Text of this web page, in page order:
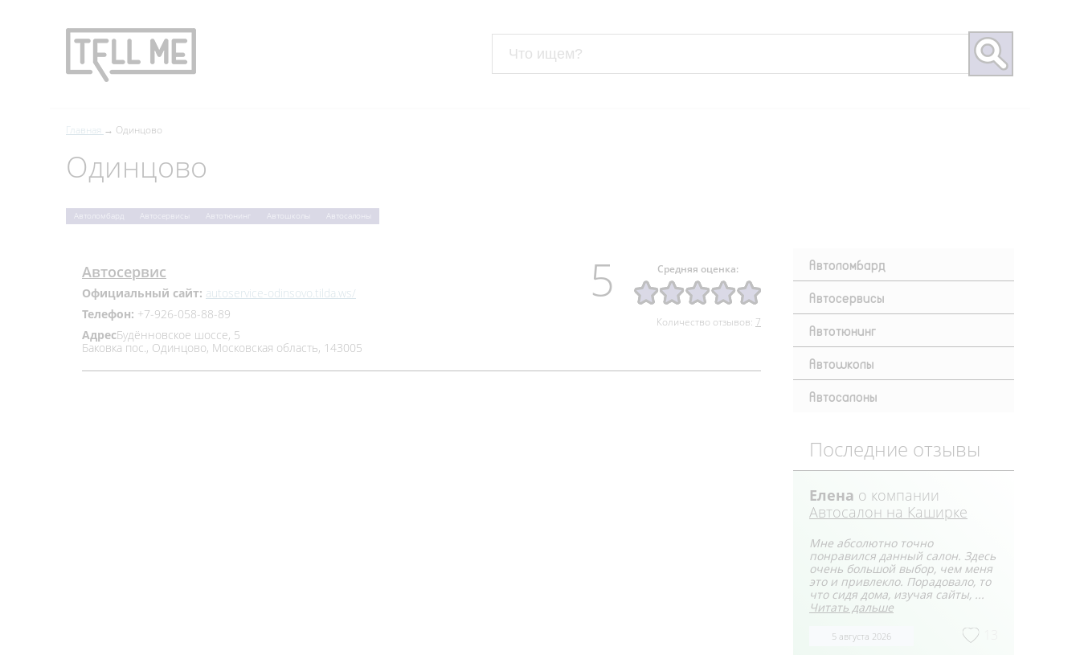
Главная Одинцово
Одинцово
Автоломбард Автосервисы Автотюнинг Автошколы Автосалоны
Средняя оценка:
5
Количество отзывов: 7
Автосервис
Официальный сайт: autoservice-odinsovo.tilda.ws/
Телефон: +7‒926‒058‒88‒89
Адрес​Будённовское шоссе, 5
Баковка пос., Одинцово, Московская область, 143005
Автоломбард
Автосервисы
Автотюнинг
Автошколы
Автосалоны
Последние отзывы
Елена о компании
Автосалон на Каширке
Мне абсолютно точно
понравился данный салон. Здесь
очень большой выбор, чем меня
это и привлекло. Порадовало, то
что сидя дома, изучая сайты, ...
Читать дальше
5 августа 2026